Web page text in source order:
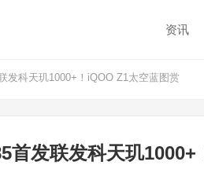
资讯
发科天玑1000+！iQOO Z1太空蓝图赏
首发联发科天玑